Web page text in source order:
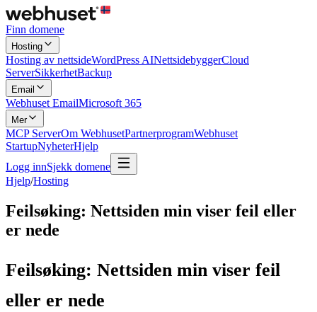
Finn domene
Hosting
Hosting av nettsideWordPress AINettsidebyggerCloud
ServerSikkerhetBackup
Email
Webhuset EmailMicrosoft 365
Mer
MCP ServerOm WebhusetPartnerprogramWebhuset
StartupNyheterHjelp
Logg innSjekk domene
Hjelp/Hosting
Feilsøking: Nettsiden min viser feil eller
er nede
Feilsøking: Nettsiden min viser feil
eller er nede